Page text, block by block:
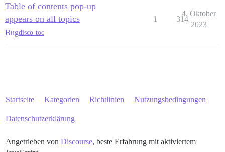
Table of contents pop-up
appears on all topics
Bugdisco-toc
1 314
4. Oktober
2023
Startseite Kategorien Richtlinien Nutzungsbedingungen
Datenschutzerklärung
Angetrieben von Discourse, beste Erfahrung mit aktiviertem